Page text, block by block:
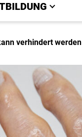
verhindert werden